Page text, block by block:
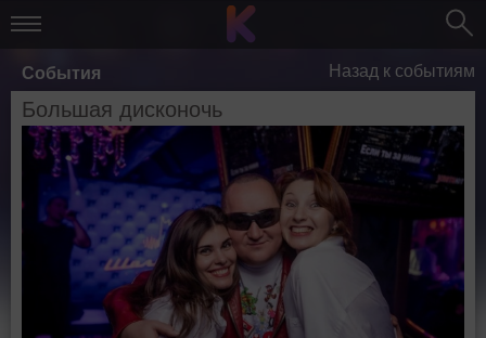
События Назад к событиям
Большая дисконочь